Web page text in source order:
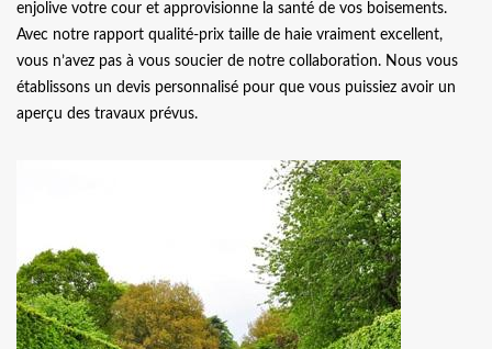
enjolive votre cour et approvisionne la santé de vos boisements.
Avec notre rapport qualité-prix taille de haie vraiment excellent,
vous n’avez pas à vous soucier de notre collaboration. Nous vous
établissons un devis personnalisé pour que vous puissiez avoir un
aperçu des travaux prévus.